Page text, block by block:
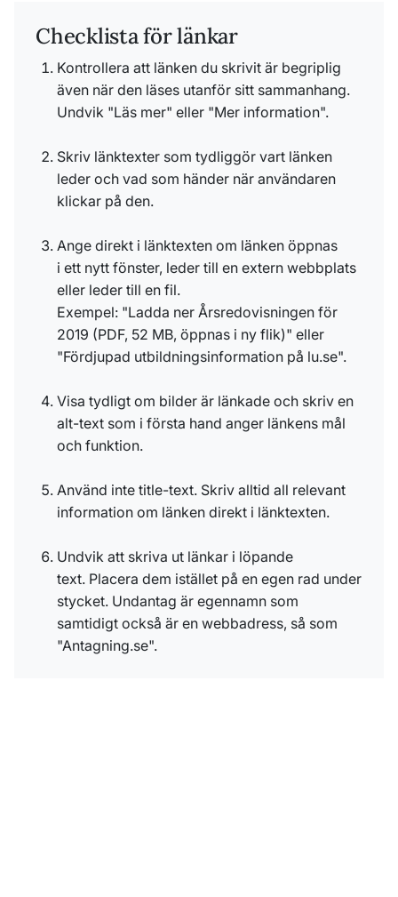
Checklista för länkar
Kontrollera att länken du skrivit är begriplig
även när den läses utanför sitt sammanhang.
Undvik "Läs mer" eller "Mer information".
Skriv länktexter som tydliggör vart länken
leder och vad som händer när användaren
klickar på den.
Ange direkt i länktexten om länken öppnas
i ett nytt fönster, leder till en extern webbplats
eller leder till en fil.
Exempel: "Ladda ner Årsredovisningen för
2019 (PDF, 52 MB, öppnas i ny flik)" eller
"Fördjupad utbildningsinformation på lu.se".
Visa tydligt om bilder är länkade och skriv en
alt-text som i första hand anger länkens mål
och funktion.
Använd inte title-text. Skriv alltid all relevant
information om länken direkt i länktexten.
Undvik att skriva ut länkar i löpande
text. Placera dem istället på en egen rad under
stycket. Undantag är egennamn som
samtidigt också är en webbadress, så som
"Antagning.se".